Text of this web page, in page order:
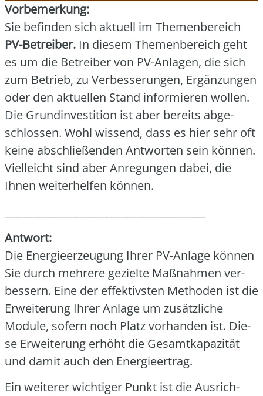
Vor­be­mer­kung:
Sie befin­den sich aktu­ell im The­men­be­reich
PV-Betrei­ber. In die­sem The­men­be­reich geht
es um die Betrei­ber von PV-Anla­gen, die sich
zum Betrieb, zu Ver­bes­se­run­gen, Ergän­zun­gen
oder den aktu­el­len Stand infor­mie­ren wol­len.
Die Grund­in­ves­ti­ti­on ist aber bereits abge­
schlos­sen. Wohl wis­send, dass es hier sehr oft
kei­ne abschlie­ßen­den Ant­wor­ten sein kön­nen.
Viel­leicht sind aber Anre­gun­gen dabei, die
Ihnen wei­ter­hel­fen kön­nen.
Ant­wort:
Die Ener­gie­er­zeu­gung Ihrer PV-Anla­ge kön­nen
Sie durch meh­re­re geziel­te Maß­nah­men ver­
bes­sern. Eine der effek­tivs­ten Metho­den ist die
Erwei­te­rung Ihrer Anla­ge um zusätz­li­che
Modu­le, sofern noch Platz vor­han­den ist. Die­
se Erwei­te­rung erhöht die Gesamt­ka­pa­zi­tät
und damit auch den Ener­gie­er­trag.
Ein wei­te­rer wich­ti­ger Punkt ist die Aus­rich­